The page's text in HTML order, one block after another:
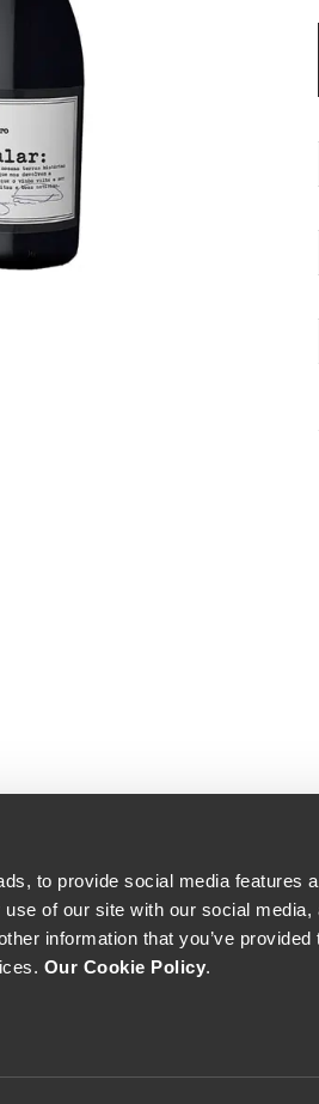
to provide social media features
of our site with our social media,
information that you’ve provided
Our Cookie Policy.